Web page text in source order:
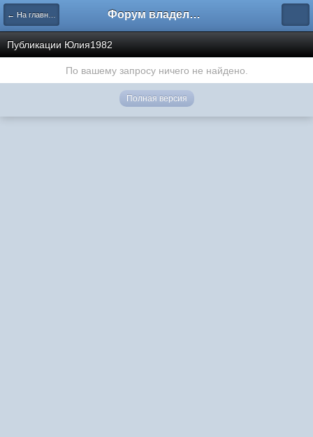
← На главную Форум владельцев интернет-магазинов
Публикации Юлия1982
По вашему запросу ничего не найдено.
Полная версия